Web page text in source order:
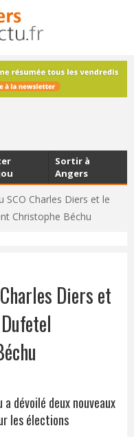
chaque vendredi dans
SCO Charles Diers et le
Christophe Béchu
Sortir à
Angers
Diers et
dévoilé deux nouveaux
les élections